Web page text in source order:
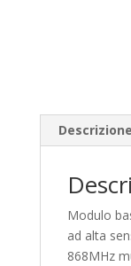
Descrizione
Modulo
ad alta
868MHz